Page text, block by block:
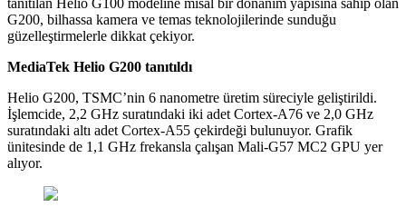
G200, bilhassa kamera ve temas teknolojilerinde sunduğu
güzelleştirmelerle dikkat çekiyor.
MediaTek Helio G200 tanıtıldı
Helio G200, TSMC’nin 6 nanometre üretim süreciyle geliştirildi.
İşlemcide, 2,2 GHz suratındaki iki adet Cortex-A76 ve 2,0 GHz
suratındaki altı adet Cortex-A55 çekirdeği bulunuyor. Grafik
ünitesinde de 1,1 GHz frekansla çalışan Mali-G57 MC2 GPU yer
alıyor.